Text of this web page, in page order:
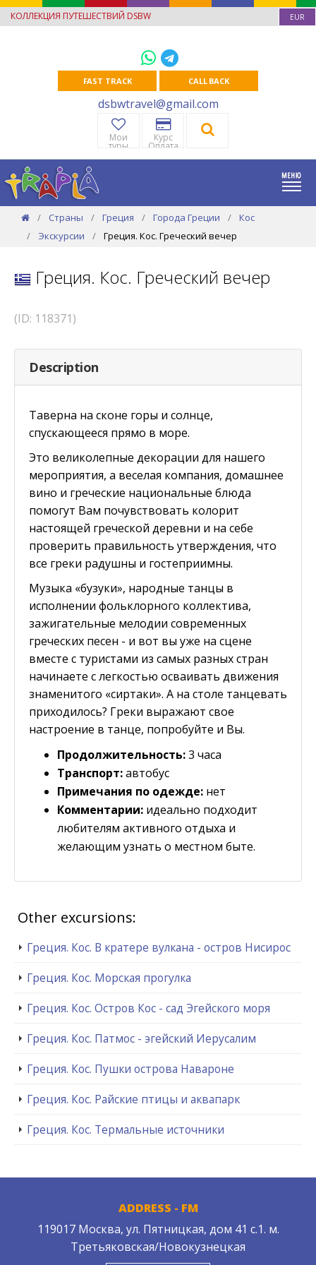
КОЛЛЕКЦИЯ ПУТЕШЕСТВИЙ DSBW EUR
FAST TRACK CALL BACK
dsbwtravel@gmail.com
Мои
туры
Курс
Оплата
Страны Греция Города Греции
Кос
Экскурсии
Греция. Кос. Греческий вечер
Греция. Кос. Греческий вечер
(ID: 118371)
Description
Таверна на сконе горы и солнце,
спускающееся прямо в море.
Это великолепные декорации для нашего
мероприятия, а веселая компания, домашнее
вино и греческие национальные блюда
помогут Вам почувствовать колорит
настоящей греческой деревни и на себе
проверить правильность утверждения, что
все греки радушны и гостеприимны.
Музыка «бузуки», народные танцы в
исполнении фольклорного коллектива,
зажигательные мелодии современных
греческих песен - и вот вы уже на сцене
вместе с туристами из самых разных стран
начинаете с легкостью осваивать движения
знаменитого «сиртаки». А на столе танцевать
приходилось? Греки выражают свое
настроение в танце, попробуйте и Вы.
Продолжительность:3 часа
Транспорт:автобус
Примечания по одежде: нет
Комментарии: идеально подходит
любителям активного отдыха и
желающим узнать о местном быте.
Other excursions:
Греция. Кос. В кратере вулкана - остров Нисирос
Греция. Кос. Морская прогулка
Греция. Кос. Остров Кос - сад Эгейского моря
Греция. Кос. Патмос - эгейский Иерусалим
Греция. Кос. Пушки острова Навароне
Греция. Кос. Райские птицы и аквапарк
Греция. Кос. Термальные источники
ADDRESS - FM
119017 Москва, ул. Пятницкая, дом 41 с.1. м.
Третьяковская/Новокузнецкая